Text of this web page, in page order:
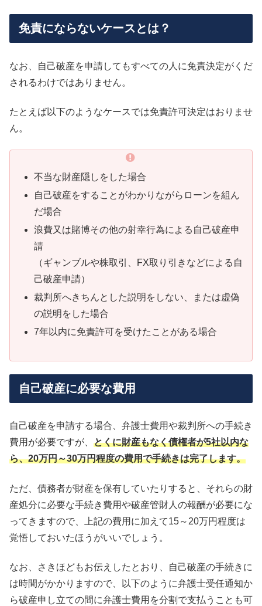
免責にならないケースとは？
なお、自己破産を申請してもすべての人に免責決定がくだ
されるわけではありません。
たとえば以下のようなケースでは免責許可決定はおりませ
ん。
不当な財産隠しをした場合
自己破産をすることがわかりながらローンを組ん
だ場合
浪費又は賭博その他の射幸行為による自己破産申
請
（ギャンブルや株取引、FX取り引きなどによる自
己破産申請）
裁判所へきちんとした説明をしない、または虚偽
の説明をした場合
7年以内に免責許可を受けたことがある場合
自己破産に必要な費用
自己破産を申請する場合、弁護士費用や裁判所への手続き
費用が必要ですが、 とくに財産もなく債権者が5社以内な
ら、20万円～30万円程度の費用で手続きは完了します。
ただ、債務者が財産を保有していたりすると、それらの財
産処分に必要な手続き費用や破産管財人の報酬が必要にな
ってきますので、上記の費用に加えて15～20万円程度は
覚悟しておいたほうがいいでしょう。
なお、さきほどもお伝えしたとおり、自己破産の手続きに
は時間がかかりますので、以下のように弁護士受任通知か
ら破産申し立ての間に弁護士費用を分割で支払うことも可